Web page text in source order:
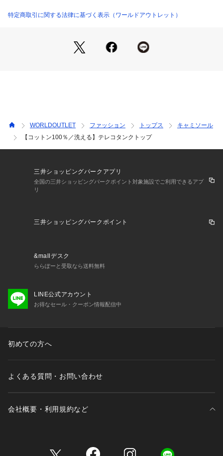
シアー感のあるトップスのインナーなど幅広くお使いいただけ
こちらの商品はトール＆エクストララージサイズも展開してお
特定商取引に関する法律に基づく表示（ワールドアウトレット）
WORLDOUTLET ファッション トップス
キャミソール
【コットン100％／洗える】テレコタンクトップ
三井ショッピングパークアプリ
全国の三井ショッピングパークポイント対象施設でご利用できるアプ
リ
三井ショッピングパークポイント
&mallデスク
ららぽーと受取なら送料無料
LINE公式アカウント
お得なセール・クーポン情報配信中
初めての方へ
よくある質問・お問い合わせ
会社概要・利用規約など